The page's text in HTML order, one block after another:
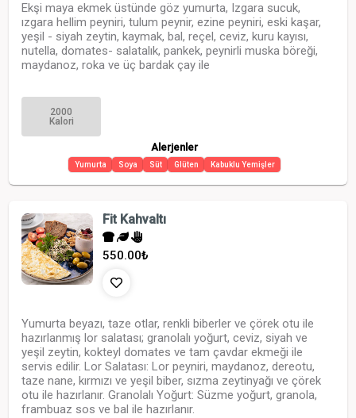
Ekşi maya ekmek üstünde göz yumurta, Izgara sucuk,
ızgara hellim peyniri, tulum peynir, ezine peyniri, eski kaşar,
yeşil - siyah zeytin, kaymak, bal, reçel, ceviz, kuru kayısı,
nutella, domates- salatalık, pankek, peynirli muska böreği,
maydanoz, roka ve üç bardak çay ile
2000
Kalori
Alerjenler
Yumurta Soya Süt Glüten Kabuklu Yemişler
Fit Kahvaltı
550.00₺
Yumurta beyazı, taze otlar, renkli biberler ve çörek otu ile
hazırlanmış lor salatası; granolalı yoğurt, ceviz, siyah ve
yeşil zeytin, kokteyl domates ve tam çavdar ekmeği ile
servis edilir. Lor Salatası: Lor peyniri, maydanoz, dereotu,
taze nane, kırmızı ve yeşil biber, sızma zeytinyağı ve çörek
otu ile hazırlanır. Granolalı Yoğurt: Süzme yoğurt, granola,
frambuaz sos ve bal ile hazırlanır.